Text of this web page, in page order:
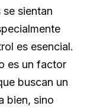
sientan
es esencial.
es un factor
buscan un
bien, sino